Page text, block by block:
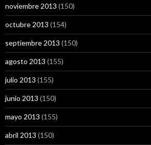
noviembre 2013 (150)
octubre 2013 (154)
septiembre 2013 (150)
agosto 2013 (155)
julio 2013 (155)
junio 2013 (150)
mayo 2013 (155)
abril 2013 (150)